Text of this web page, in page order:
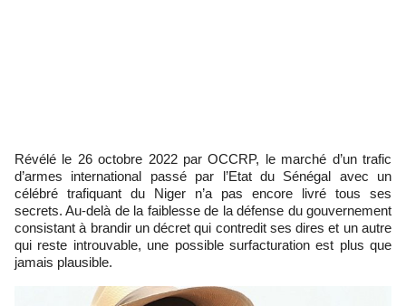
Révélé le 26 octobre 2022 par OCCRP, le marché d’un trafic
d’armes international passé par l’Etat du Sénégal avec un
célébré trafiquant du Niger n’a pas encore livré tous ses
secrets. Au-delà de la faiblesse de la défense du gouvernement
consistant à brandir un décret qui contredit ses dires et un autre
qui reste introuvable, une possible surfacturation est plus que
jamais plausible.